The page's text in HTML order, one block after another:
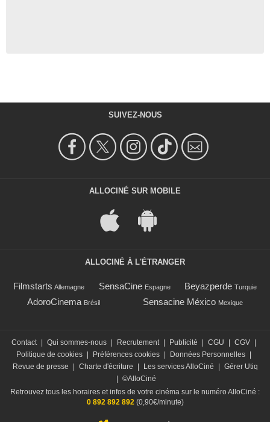
SUIVEZ-NOUS
ALLOCINÉ SUR MOBILE
ALLOCINÉ À L'ÉTRANGER
Filmstarts Allemagne SensaCine Espagne Beyazperde Turquie
AdoroCinema Brésil Sensacine México Mexique
Contact Qui sommes-nous Recrutement Publicité CGU CGV
Politique de cookies
Préférences cookies Données Personnelles
Revue de presse
Charte d'écriture Les services AlloCiné
Gérer Utiq
©AlloCiné
Retrouvez tous les horaires et infos de votre cinéma sur le numéro AlloCiné :
0 892 892 892(0,90€/minute)